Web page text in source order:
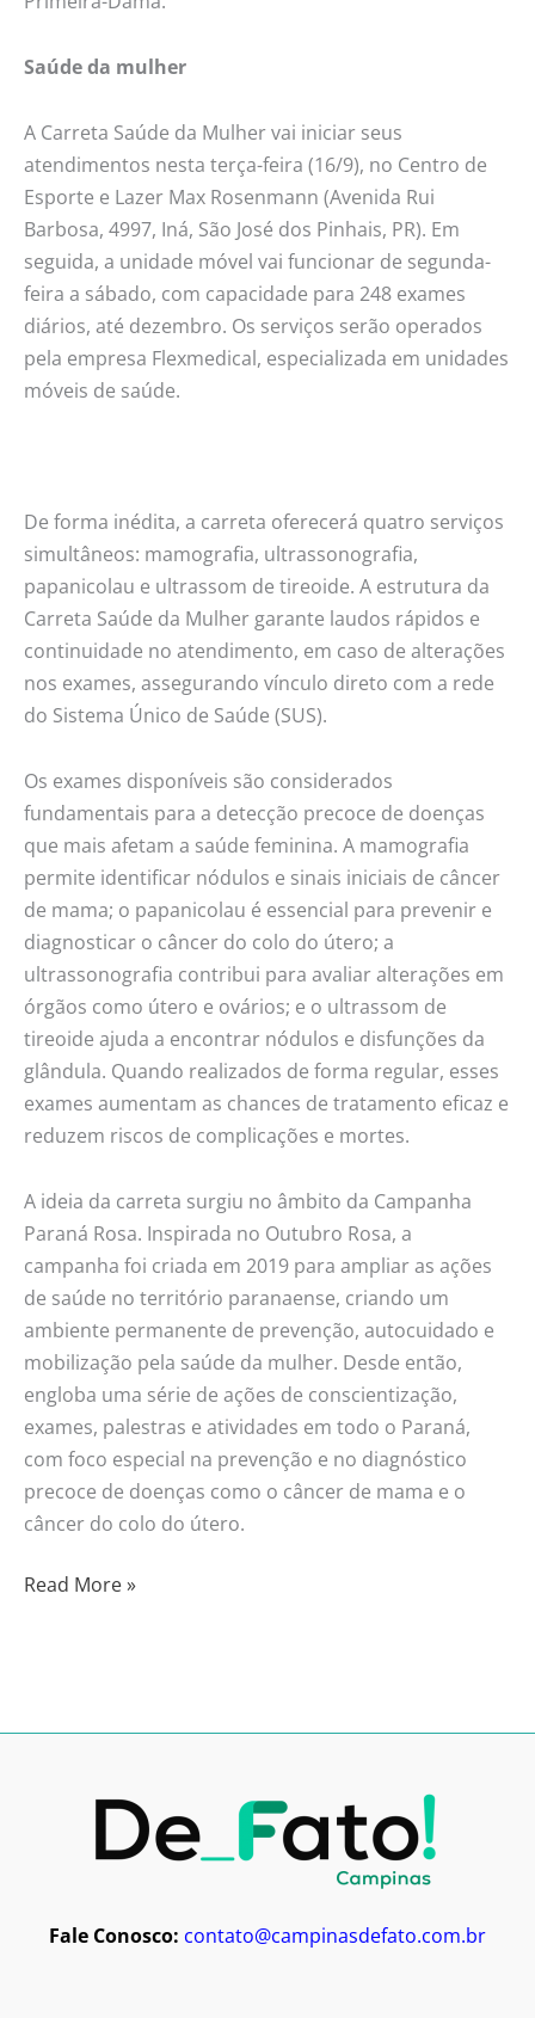
Saúde da mulher
A Carreta Saúde da Mulher vai iniciar seus
atendimentos nesta terça-feira (16/9), no Centro de
Esporte e Lazer Max Rosenmann (Avenida Rui
Barbosa, 4997, Iná, São José dos Pinhais, PR). Em
seguida, a unidade móvel vai funcionar de segunda-
feira a sábado, com capacidade para 248 exames
diários, até dezembro. Os serviços serão operados
pela empresa Flexmedical, especializada em unidades
móveis de saúde.
De forma inédita, a carreta oferecerá quatro serviços
simultâneos: mamografia, ultrassonografia,
papanicolau e ultrassom de tireoide. A estrutura da
Carreta Saúde da Mulher garante laudos rápidos e
continuidade no atendimento, em caso de alterações
nos exames, assegurando vínculo direto com a rede
do Sistema Único de Saúde (SUS).
Os exames disponíveis são considerados
fundamentais para a detecção precoce de doenças
que mais afetam a saúde feminina. A mamografia
permite identificar nódulos e sinais iniciais de câncer
de mama; o papanicolau é essencial para prevenir e
diagnosticar o câncer do colo do útero; a
ultrassonografia contribui para avaliar alterações em
órgãos como útero e ovários; e o ultrassom de
tireoide ajuda a encontrar nódulos e disfunções da
glândula. Quando realizados de forma regular, esses
exames aumentam as chances de tratamento eficaz e
reduzem riscos de complicações e mortes.
A ideia da carreta surgiu no âmbito da Campanha
Paraná Rosa. Inspirada no Outubro Rosa, a
campanha foi criada em 2019 para ampliar as ações
de saúde no território paranaense, criando um
ambiente permanente de prevenção, autocuidado e
mobilização pela saúde da mulher. Desde então,
engloba uma série de ações de conscientização,
exames, palestras e atividades em todo o Paraná,
com foco especial na prevenção e no diagnóstico
precoce de doenças como o câncer de mama e o
câncer do colo do útero.
Read More »
Fale Conosco: contato@campinasdefato.com.br